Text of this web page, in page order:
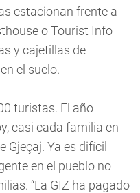
estacionan frente a
o Tourist Info
y cajetillas de
el suelo.
turistas. El año
casi cada familia en
Gjeçaj. Ya es difícil
en el pueblo no
“La GIZ ha pagado